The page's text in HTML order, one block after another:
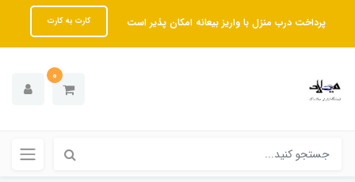
پرداخت درب منزل با واریز بیعانه امکان پذیر است کارت به کارت
0